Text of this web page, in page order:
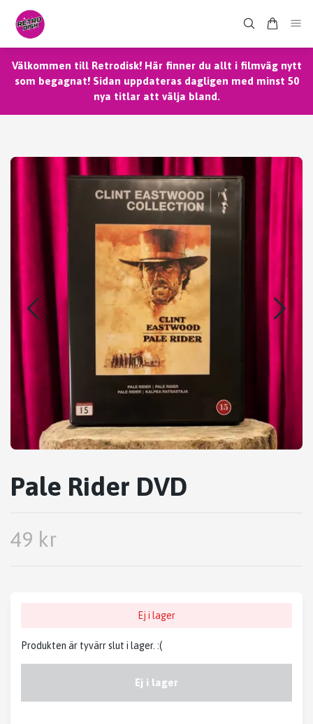
Välkommen till Retrodisk! Här finner du allt i filmväg nytt
som begagnat! Sidan uppdateras dagligen med minst 50
nya titlar att välja bland.
Pale Rider DVD
49 kr
Ej i lager
Produkten är tyvärr slut i lager. :(
Ej i lager